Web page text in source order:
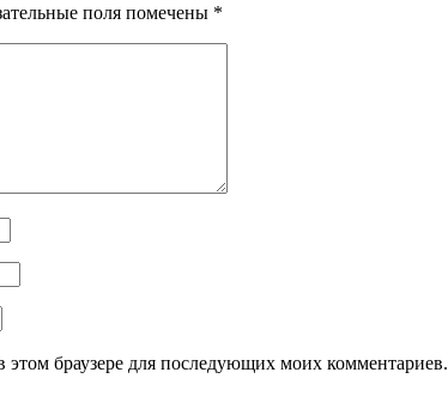
поля помечены *
этом браузере для последующих моих комментариев.